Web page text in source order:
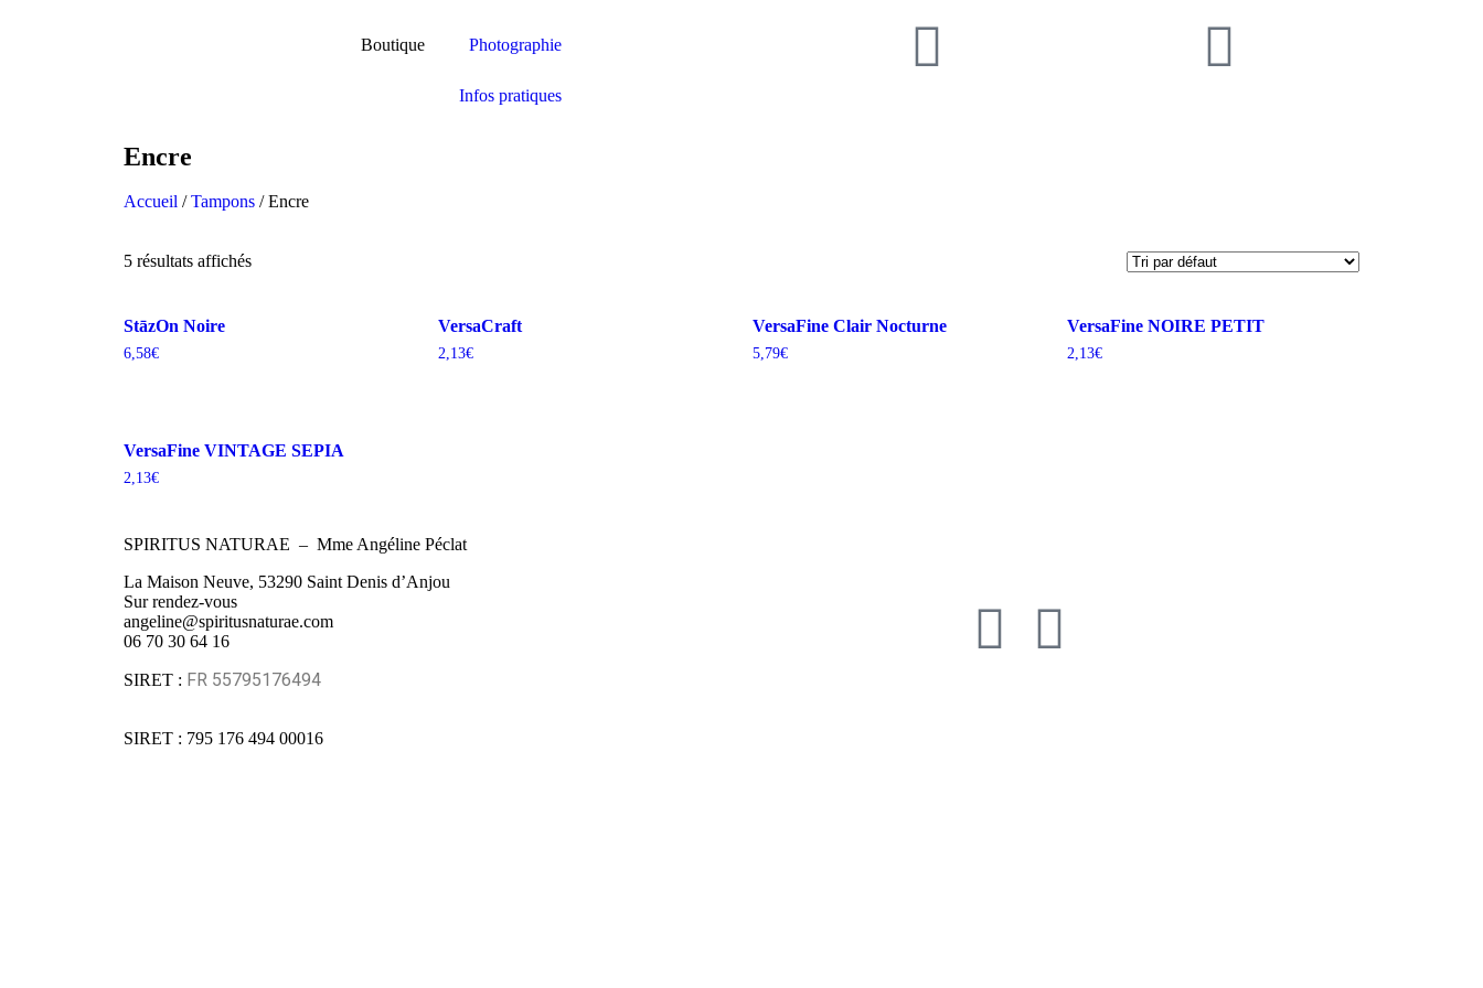
Boutique Photographie
Infos pratiques
Encre
Accueil /Tampons / Encre
5 résultats affichés
StāzOn Noire
6,58€
VersaCraft
2,13€
VersaFine Clair Nocturne
5,79€
VersaFine NOIRE PETIT
2,13€
VersaFine VINTAGE SEPIA
2,13€
SPIRITUS NATURAE – Mme Angéline Péclat
La Maison Neuve, 53290 Saint Denis d’Anjou
Sur rendez-vous
angeline@spiritusnaturae.com
06 70 30 64 16
SIRET : FR 55795176494
SIRET : 795 176 494 00016